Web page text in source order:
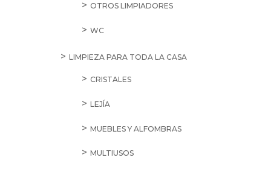
OTROS LIMPIADORES
WC
LIMPIEZA PARA TODA LA CASA
CRISTALES
LEJÍA
MUEBLES Y ALFOMBRAS
MULTIUSOS